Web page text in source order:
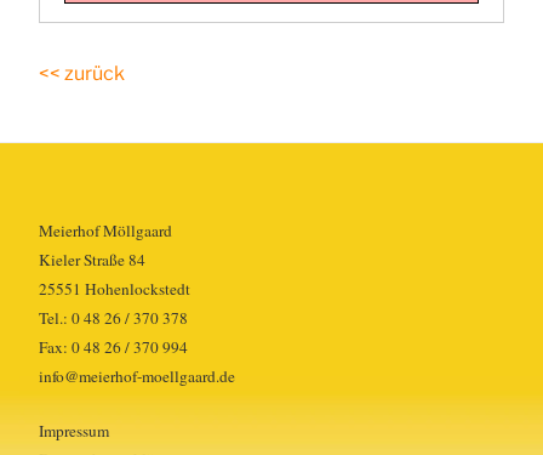
<< zurück
Meierhof Möllgaard
Kieler Straße 84
25551 Hohenlockstedt
Tel.: 0 48 26 / 370 378
Fax: 0 48 26 / 370 994
info@meierhof-moellgaard.de
Impressum